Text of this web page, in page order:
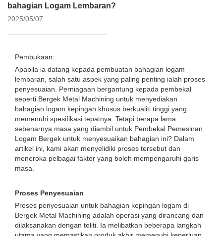
bahagian Logam Lembaran?
2025/05/07
Pembukaan:
Apabila ia datang kepada pembuatan bahagian logam
lembaran, salah satu aspek yang paling penting ialah proses
penyesuaian. Perniagaan bergantung kepada pembekal
seperti Bergek Metal Machining untuk menyediakan
bahagian logam kepingan khusus berkualiti tinggi yang
memenuhi spesifikasi tepatnya. Tetapi berapa lama
sebenarnya masa yang diambil untuk Pembekal Pemesinan
Logam Bergek untuk menyesuaikan bahagian ini? Dalam
artikel ini, kami akan menyelidiki proses tersebut dan
meneroka pelbagai faktor yang boleh mempengaruhi garis
masa.
Proses Penyesuaian
Proses penyesuaian untuk bahagian kepingan logam di
Bergek Metal Machining adalah operasi yang dirancang dan
dilaksanakan dengan teliti. Ia melibatkan beberapa langkah